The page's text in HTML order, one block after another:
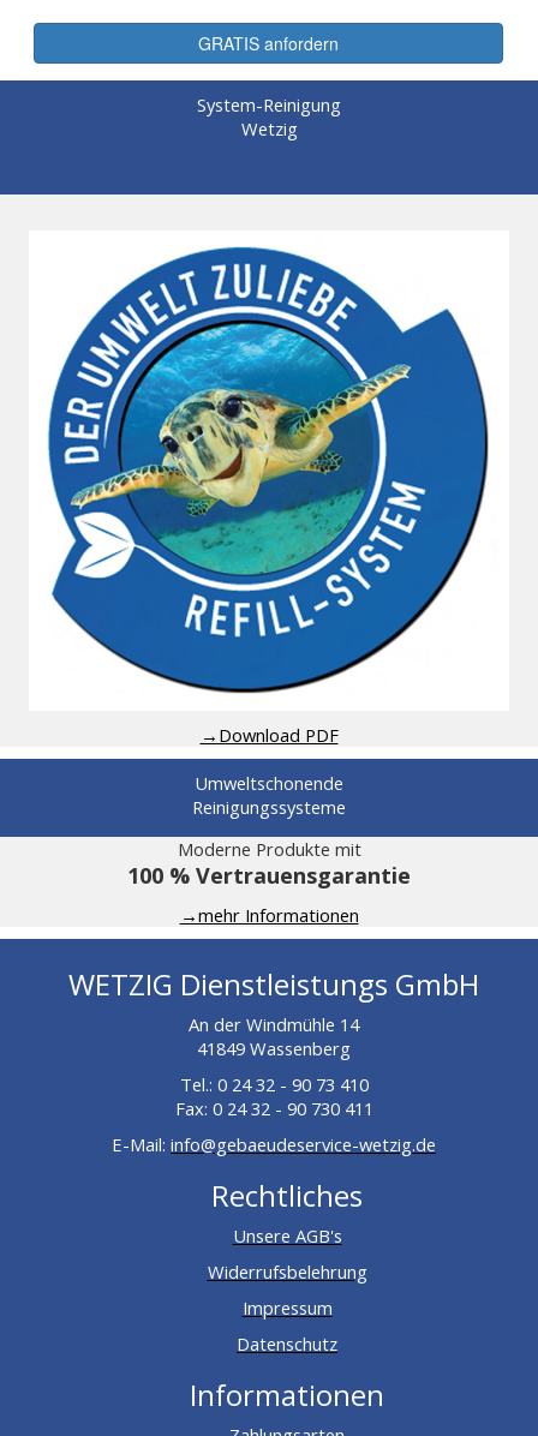
System-Reinigung
Wetzig
→Download PDF
Umweltschonende
Reinigungssysteme
Moderne Produkte mit
100 % Vertrauensgarantie
→mehr Informationen
WETZIG Dienstleistungs GmbH
An der Windmühle 14
41849 Wassenberg
Tel.: 0 24 32 - 90 73 410
Fax: 0 24 32 - 90 730 411
E-Mail: info@gebaeudeservice-wetzig.de
Rechtliches
Unsere AGB's
Widerrufsbelehrung
Impressum
Datenschutz
Informationen